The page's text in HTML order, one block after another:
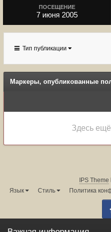
ПОСЕЩЕНИЕ
7 июня 2005
Тип публикации
Маркеры, опубликованные
Здесь ещё
IPS Theme
Язык
Стиль Политика
Администрация